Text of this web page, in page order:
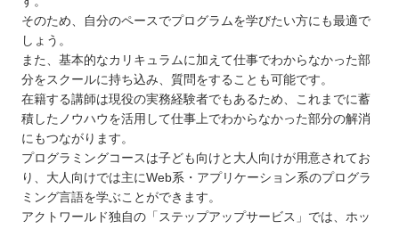
そのため、自分のペースでプログラムを学びたい方にも最適で
しょう。
また、基本的なカリキュラムに加えて仕事でわからなかった部
分をスクールに持ち込み、質問をすることも可能です。
在籍する講師は現役の実務経験者でもあるため、これまでに蓄
積したノウハウを活用して仕事上でわからなかった部分の解消
にもつながります。
プログラミングコースは子ども向けと大人向けが用意されてお
り、大人向けでは主にWeb系・アプリケーション系のプログラ
ミング言語を学ぶことができます。
アクトワールド独自の「ステップアップサービス」では、ホッ